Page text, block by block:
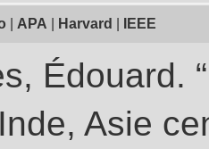
APA Harvard IEEE
Édouard.
Asie